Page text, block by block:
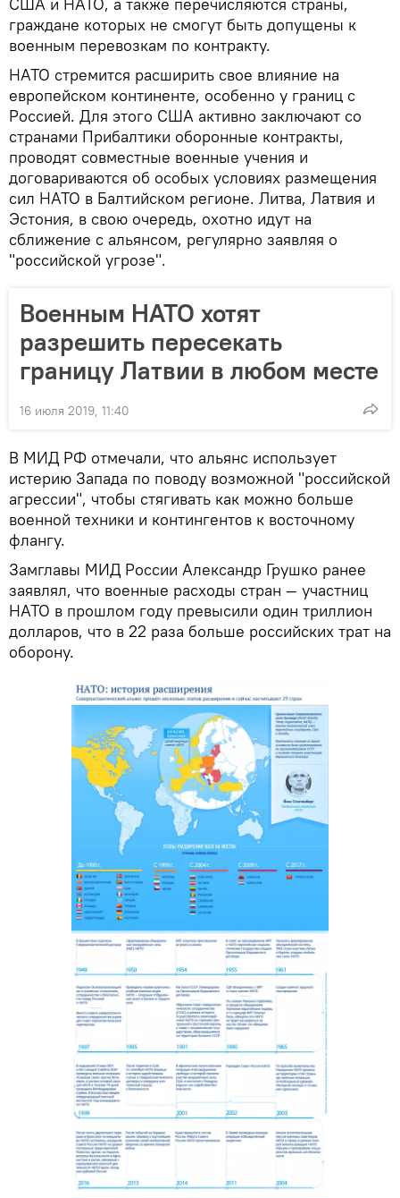
граждане которых не смогут быть допущены к
военным перевозкам по контракту.
НАТО стремится расширить свое влияние на
европейском континенте, особенно у границ с
Россией. Для этого США активно заключают со
странами Прибалтики оборонные контракты,
проводят совместные военные учения и
договариваются об особых условиях размещения
сил НАТО в Балтийском регионе. Литва, Латвия и
Эстония, в свою очередь, охотно идут на
сближение с альянсом, регулярно заявляя о
"российской угрозе".
Военным НАТО хотят
разрешить пересекать
границу Латвии в любом месте
16 июля 2019, 11:40
В МИД РФ отмечали, что альянс использует
истерию Запада по поводу возможной "российской
агрессии", чтобы стягивать как можно больше
военной техники и контингентов к восточному
флангу.
Замглавы МИД России Александр Грушко ранее
заявлял, что военные расходы стран — участниц
НАТО в прошлом году превысили один триллион
долларов, что в 22 раза больше российских трат на
оборону.